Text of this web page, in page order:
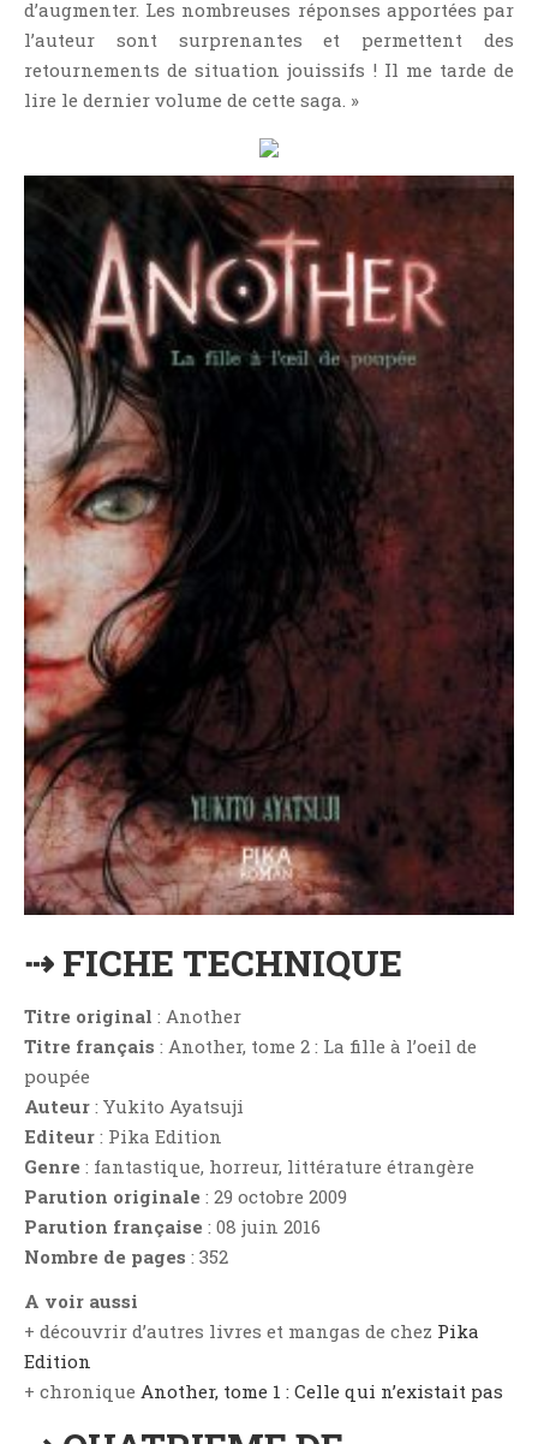
CONCOURS
CONTACT
Articles D'Erika
Articles De Marion
Articles De Nadège
Articles De Steven
Aventure
Bande Dessinée
Bibliothèque De A À Z
Bilan
Biographie Et Autobiographie
Biographie Fictionnelle
Bit-Lit
C'est Lundi, Que Lisez-Vous ?
Chick-Lit
Classique
Comédie
Concours
Conte
Contemporain
Coup De Coeur
Critiques Express
Dark Erotica
Drame
Dystopie
Erotique
Fait Divers
Fantastique
Feel Good
Histoire De Vie
Horreur
d’augmenter. Les nombreuses réponses apportées par
l’auteur sont surprenantes et permettent des
retournements de situation jouissifs ! Il me tarde de
lire le dernier volume de cette saga. »
⇢ FICHE TECHNIQUE
Titre original : Another
Titre français : Another, tome 2 : La fille à l’oeil de
poupée
Auteur : Yukito Ayatsuji
Editeur : Pika Edition
Genre : fantastique, horreur, littérature étrangère
Parution originale : 29 octobre 2009
Parution française : 08 juin 2016
Nombre de pages : 352
A voir aussi
+ découvrir d’autres livres et mangas de chez Pika
Edition
+ chronique Another, tome 1 : Celle qui n’existait pas